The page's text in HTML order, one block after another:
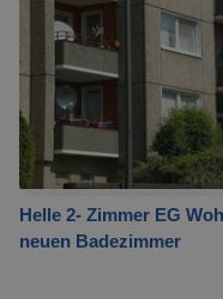
Helle 2- Zimmer EG
neuen Badezimmer